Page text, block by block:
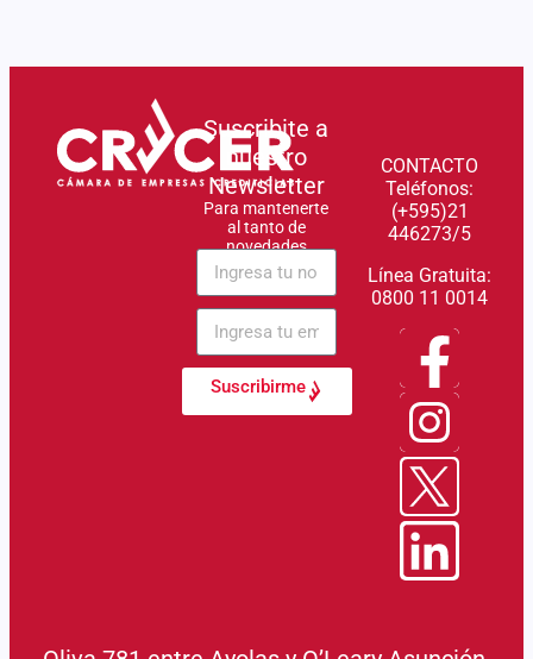
Suscribite a
nuestro
Newsletter
Para mantenerte
al tanto de
novedades
Suscribirme
CONTACTO
Teléfonos:
(+595)21
446273/5
Línea Gratuita:
0800 11 0014